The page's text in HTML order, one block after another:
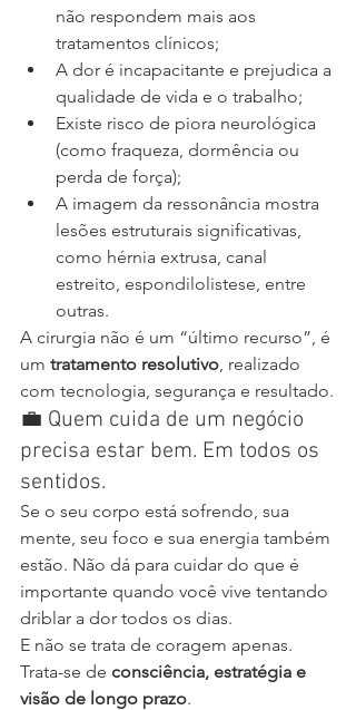
não respondem mais aos
tratamentos clínicos;
A dor é incapacitante e prejudica a
qualidade de vida e o trabalho;
Existe risco de piora neurológica
(como fraqueza, dormência ou
perda de força);
A imagem da ressonância mostra
lesões estruturais significativas,
como hérnia extrusa, canal
estreito, espondilolistese, entre
outras.
A cirurgia não é um “último recurso”, é
um tratamento resolutivo , realizado
com tecnologia, segurança e resultado.
💼 Quem cuida de um negócio
precisa estar bem. Em todos os
sentidos.
Se o seu corpo está sofrendo, sua
mente, seu foco e sua energia também
estão. Não dá para cuidar do que é
importante quando você vive tentando
driblar a dor todos os dias.
E não se trata de coragem apenas.
Trata-se de consciência, estratégia e
visão de longo prazo.